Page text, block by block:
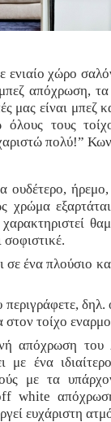
ενιαίο χώρο
απόχρωση,
μας είναι μπεζ
τους
πολύ!”
ουδέτερο,
χρώμα
σε ένα πλούσιο
δηλ.
τοίχο
απόχρωση του
με ένα
με τα
white
ευχάριστη